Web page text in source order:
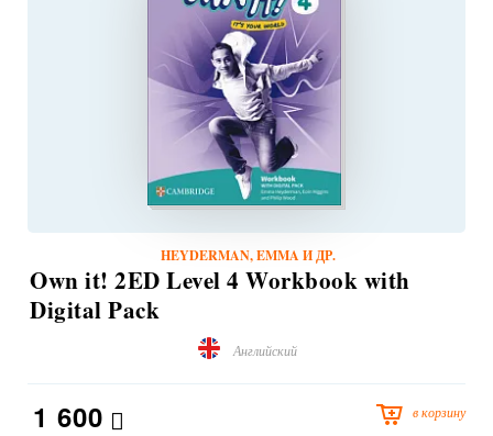
HEYDERMAN, EMMA И ДР.
Own it! 2ED Level 4 Workbook with
Digital Pack
Английский
1 600 в корзину